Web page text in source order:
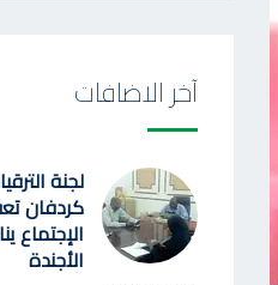
آخر الاضافات
لجنة
كردفان
الأجندة